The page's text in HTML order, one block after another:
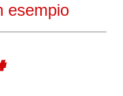
esempio